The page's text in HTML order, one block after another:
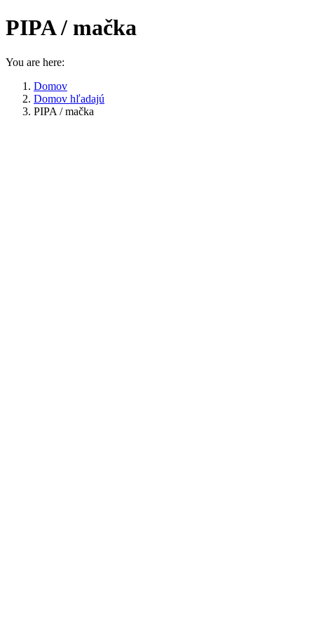
PIPA / mačka
You are here:
Domov
Domov hľadajú
PIPA / mačka